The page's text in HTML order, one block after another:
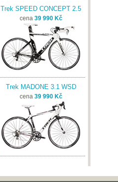
Trek SPEED CONCEPT 2.5
cena 39 990 Kč
Trek MADONE 3.1 WSD
cena 39 990 Kč